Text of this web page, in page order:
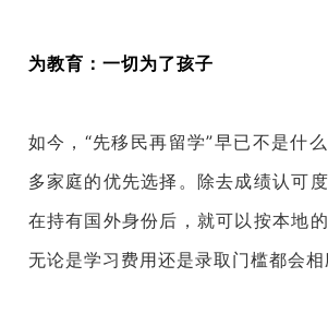
为教育：一切为了孩子
如今，“先移民再留学”早已不是什
多家庭的优先选择。除去成绩认可
在持有国外身份后，就可以按本地
无论是学习费用还是录取门槛都会相